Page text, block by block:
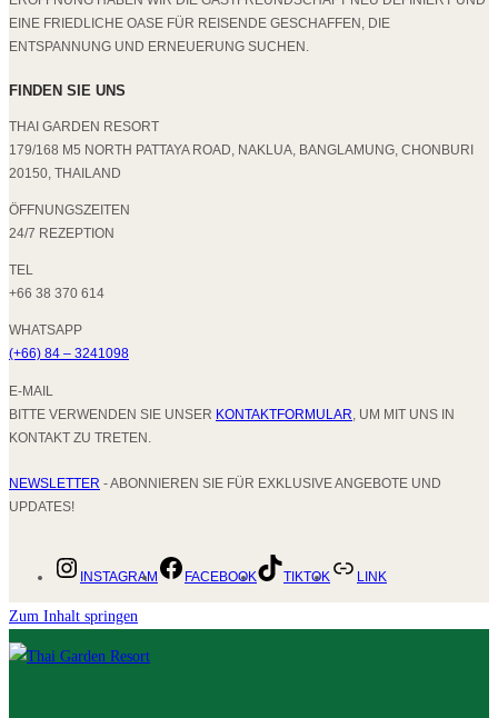
INE FRIEDLICHE OASE FÜR REISENDE GESCHAFFEN, DIE E
NTSPANNUNG UND ERNEUERUNG SUCHEN.
FINDEN SIE UNS
THAI GARDEN RESORT
179/168 M5 NORTH PATTAYA ROAD, NAKLUA, BANGLAMUNG, CHONBURI
20150, THAILAND
ÖFFNUNGSZEITEN
24/7 REZEPTION
TEL
+66 38 370 614
WHATSAPP
(+66) 84 – 3241098
E-MAIL
BITTE VERWENDEN SIE UNSER KONTAKTFORMULAR , UM MIT UNS IN
KONTAKT ZU TRETEN.
NEWSLETTER - ABONNIEREN SIE FÜR EXKLUSIVE ANGEBOTE UND
UPDATES!
INSTAGRAM FACEBOOK TIKTOK LINK
Zum Inhalt springen